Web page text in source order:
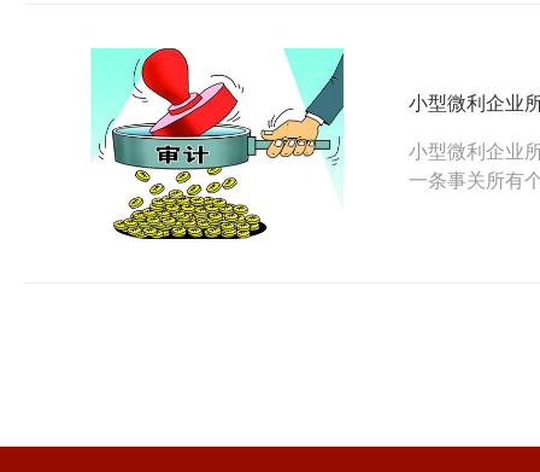
小型微利企业
小型微利企业
一条事关所有